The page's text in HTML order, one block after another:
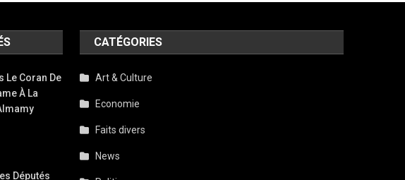
Le Coran De
À La
Députés
CATÉGORIES
Art & Culture
Economie
Faits divers
News